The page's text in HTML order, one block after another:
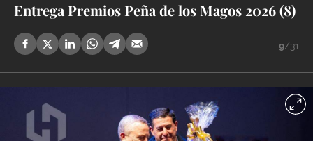
Entrega Premios Peña de los Magos 2026 (8)
9/31